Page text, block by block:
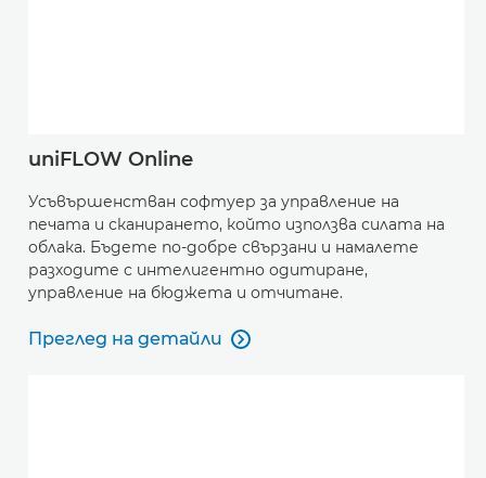
uniFLOW Online
Усъвършенстван софтуер за управление на
печата и сканирането, който използва силата на
облака. Бъдете по-добре свързани и намалете
разходите с интелигентно одитиране,
управление на бюджета и отчитане.
Преглед на детайли
Преглед на детайли
